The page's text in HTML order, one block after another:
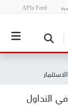
APIs Feed
التداول